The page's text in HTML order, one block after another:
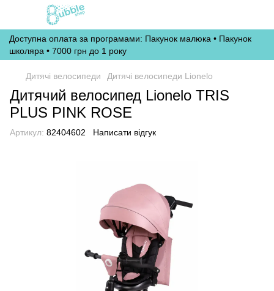
Доступна оплата за програмами: Пакунок малюка • Пакунок
школяра • 7000 грн до 1 року
Дитячі велосипеди Дитячі велосипеди Lionelo
Дитячий велосипед Lionelo TRIS
PLUS PINK ROSE
Артикул: 82404602 Написати відгук